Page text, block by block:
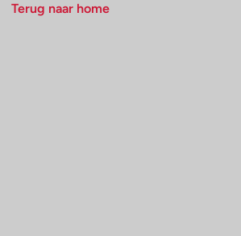
Terug naar home